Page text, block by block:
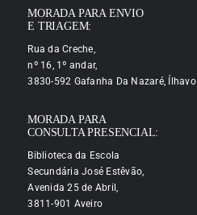
MORADA PARA ENVIO
E TRIAGEM:
Rua da Creche,
nº 16, 1º andar,
3830-592 Gafanha Da Nazaré, Ílhavo
MORADA PARA
CONSULTA PRESENCIAL:
Biblioteca da Escola
Secundária José Estêvão,
Avenida 25 de Abril,
3811-901 Aveiro